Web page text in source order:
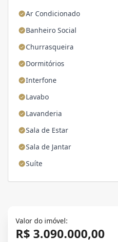
Ar Condicionado
Banheiro Social
Churrasqueira
Dormitórios
Interfone
Lavabo
Lavanderia
Sala de Estar
Sala de Jantar
Suíte
Valor do imóvel:
R$ 3.090.000,00